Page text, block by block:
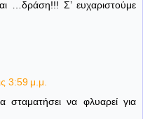
…δράση!!! Σ’ ευχαριστούμε
3:59 μ.μ.
σταματήσει να φλυαρεί για